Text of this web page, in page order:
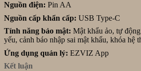
Nguồn điện: Pin AA
Nguồn cấp khẩn cấp: USB Type-C
Tính năng bảo mật: Mật khẩu ảo, tự
yếu, cảnh báo nhập sai mật khẩu, khóa hệ
Ứng dụng quản lý: EZVIZ App
Kết luận